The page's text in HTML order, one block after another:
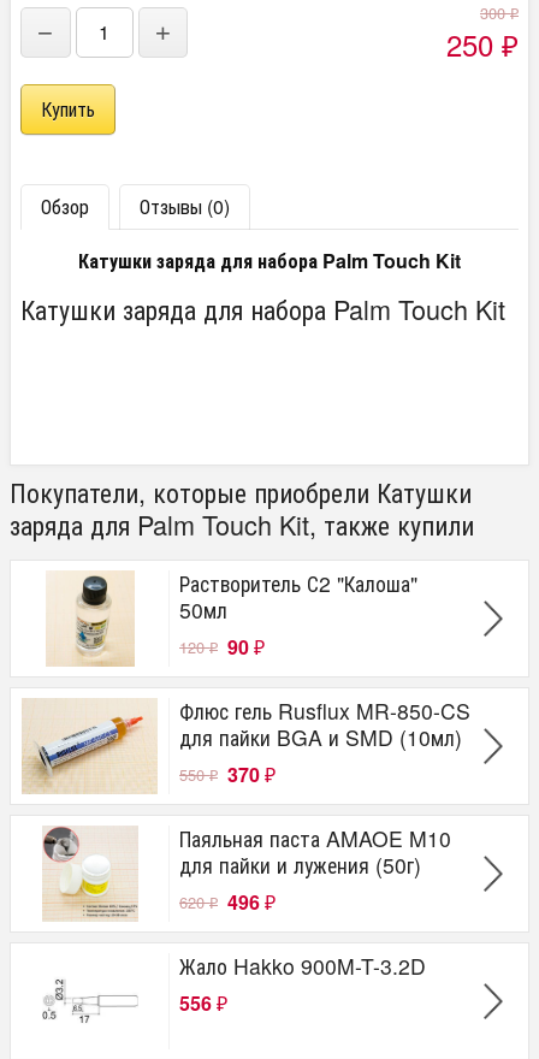
− +
300₽
250 ₽
Обзор
Отзывы (0)
Катушки заряда для набора Palm Touch Kit
Катушки заряда для набора Palm Touch Kit
Покупатели, которые приобрели Катушки
заряда для Palm Touch Kit, также купили
Растворитель С2 "Калоша"
50мл
120₽ 90 ₽
Флюс гель Rusflux MR-850-CS
для пайки BGA и SMD (10мл)
550₽ 370 ₽
Паяльная паста AMAOE M10
для пайки и лужения (50г)
620₽ 496 ₽
Жало Hakko 900M-T-3.2D
556 ₽